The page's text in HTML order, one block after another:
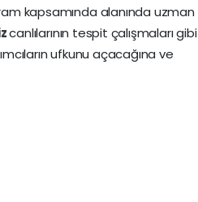
kapsamında alanında uzman
canlılarının tespit çalışmaları gibi
ufkunu açacağına ve